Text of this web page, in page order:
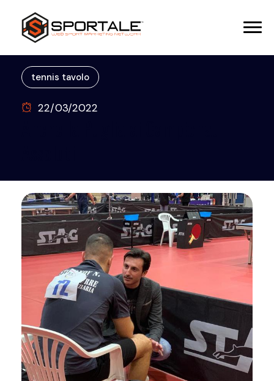
tennis tavolo
22/03/2022